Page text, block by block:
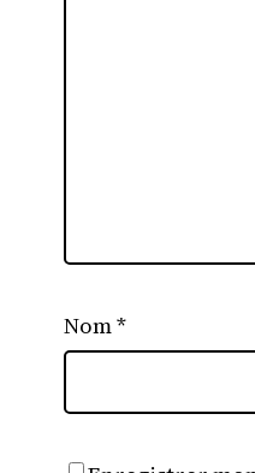
Nom*